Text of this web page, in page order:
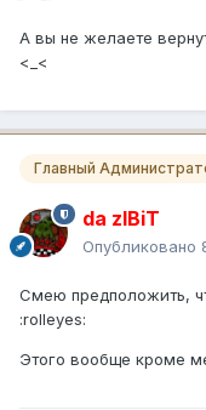
А вы не желаете
<_<
Главный
da zIBiT
Опубликовано
Смею предположить,
:rolleyes:
Этого вообще кроме